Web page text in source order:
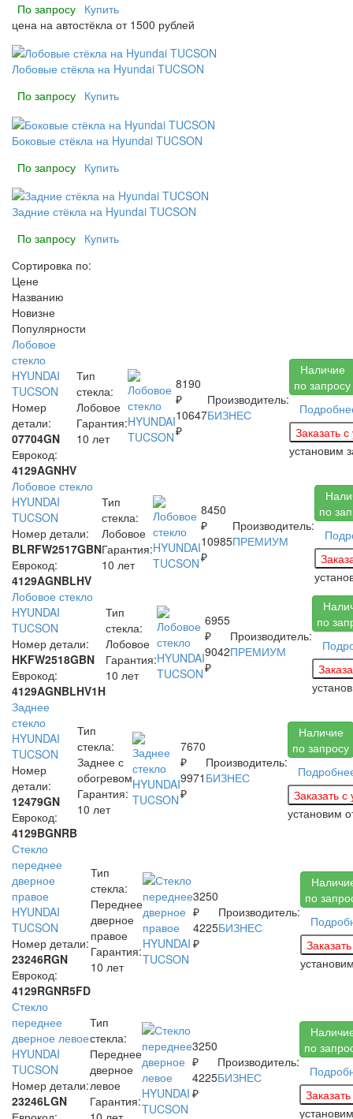
По запросу Купить
цена на автостёкла от 1500 рублей
Лобовые стёкла на Hyundai TUCSON
По запросу Купить
Боковые стёкла на Hyundai TUCSON
По запросу Купить
Задние стёкла на Hyundai TUCSON
По запросу Купить
Сортировка по:
Цене
Названию
Новизне
Популярности
Лобовое
стекло
HYUNDAI
TUCSON
Номер
детали:
07704GN
Еврокод:
4129AGNHV
Тип
стекла:
Лобовое
Гарантия:
10 лет
8190
₽
10647
₽
Производитель:
БИЗНЕС
Наличие
по запросу
установим
Лобовое стекло
HYUNDAI
TUCSON
Номер детали:
BLRFW2517GBN
Еврокод:
4129AGNBLHV
Тип
стекла:
Лобовое
Гарантия:
10 лет
8450
₽
10985
₽
Производитель:
ПРЕМИУМ
по
Лобовое стекло
HYUNDAI
TUCSON
Номер детали:
HKFW2518GBN
Еврокод:
4129AGNBLHV1H
Тип
стекла:
Лобовое
Гарантия:
10 лет
6955
₽
9042
₽
Производитель:
ПРЕМИУМ
по
Заднее
стекло
HYUNDAI
TUCSON
Номер
детали:
12479GN
Еврокод:
4129BGNRB
Тип
стекла:
Заднее с
обогревом
Гарантия:
10 лет
7670
₽
9971
₽
Производитель:
БИЗНЕС
Наличие
по запросу
установим
Стекло
переднее
дверное
правое
HYUNDAI
TUCSON
Номер детали:
23246RGN
Еврокод:
4129RGNR5FD
Тип
стекла:
Переднее
дверное
правое
Гарантия:
10 лет
3250
₽
4225
₽
Производитель:
БИЗНЕС
по
Стекло
переднее
дверное левое
HYUNDAI
TUCSON
Номер детали:
23246LGN
Тип
стекла:
Переднее
дверное
левое
Гарантия:
3250
₽
4225
₽
Производитель:
БИЗНЕС
по